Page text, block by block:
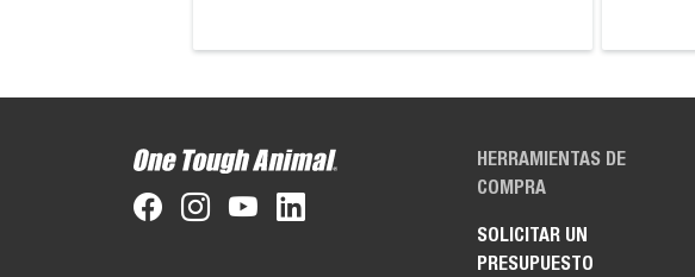
HERRAMIENTAS DE
COMPRA
SOLICITAR UN
PRESUPUESTO